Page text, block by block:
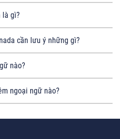
là gì?
cần lưu ý những gì?
nào?
ngoại ngữ nào?